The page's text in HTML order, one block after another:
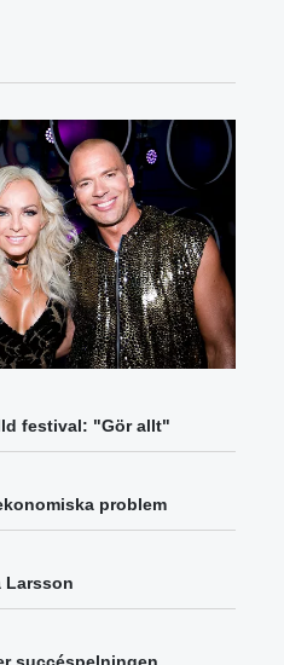
festival: "Gör allt"
problem
Larsson